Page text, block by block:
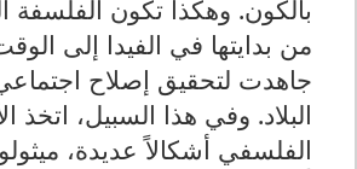
بالكون. وهكذا تكون الفلسفة
من بدايتها في الفيدا إلى
جاهدت لتحقيق إصلاح
البلاد. وفي هذا السبيل، اتخذ
الفلسفي أشكالاً عديدة،